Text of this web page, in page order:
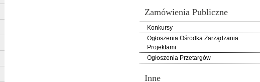
Zamówienia Publiczne
Konkursy
Ogłoszenia Ośrodka Zarządzania
Projektami
Ogłoszenia Przetargów
Inne